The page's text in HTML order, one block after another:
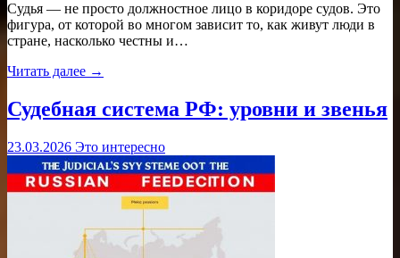
Судья — не просто должностное лицо в коридоре судов. Это
фигура, от которой во многом зависит то, как живут люди в
стране, насколько честны и…
Читать далее →
Судебная система РФ: уровни и звенья
23.03.2026 Это интересно